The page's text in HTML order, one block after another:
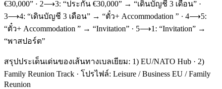
€30,000” · 2⟶3: “ประกัน €30,000” → “เดินบัญชี 3 เดือน” ·
3⟶4: “เดินบัญชี 3 เดือน” → “ตั๋ว+ Accommodation ” · 4⟶5:
“ตั๋ว+ Accommodation ” → “Invitation” · 5⟶1: “Invitation” →
“พาสปอร์ต”
สรุปประเด็นเด่นของเส้นทางเบลเยียม: 1) EU/NATO Hub · 2)
Family Reunion Track · โปรไฟล์: Leisure / Business EU / Family
Reunion